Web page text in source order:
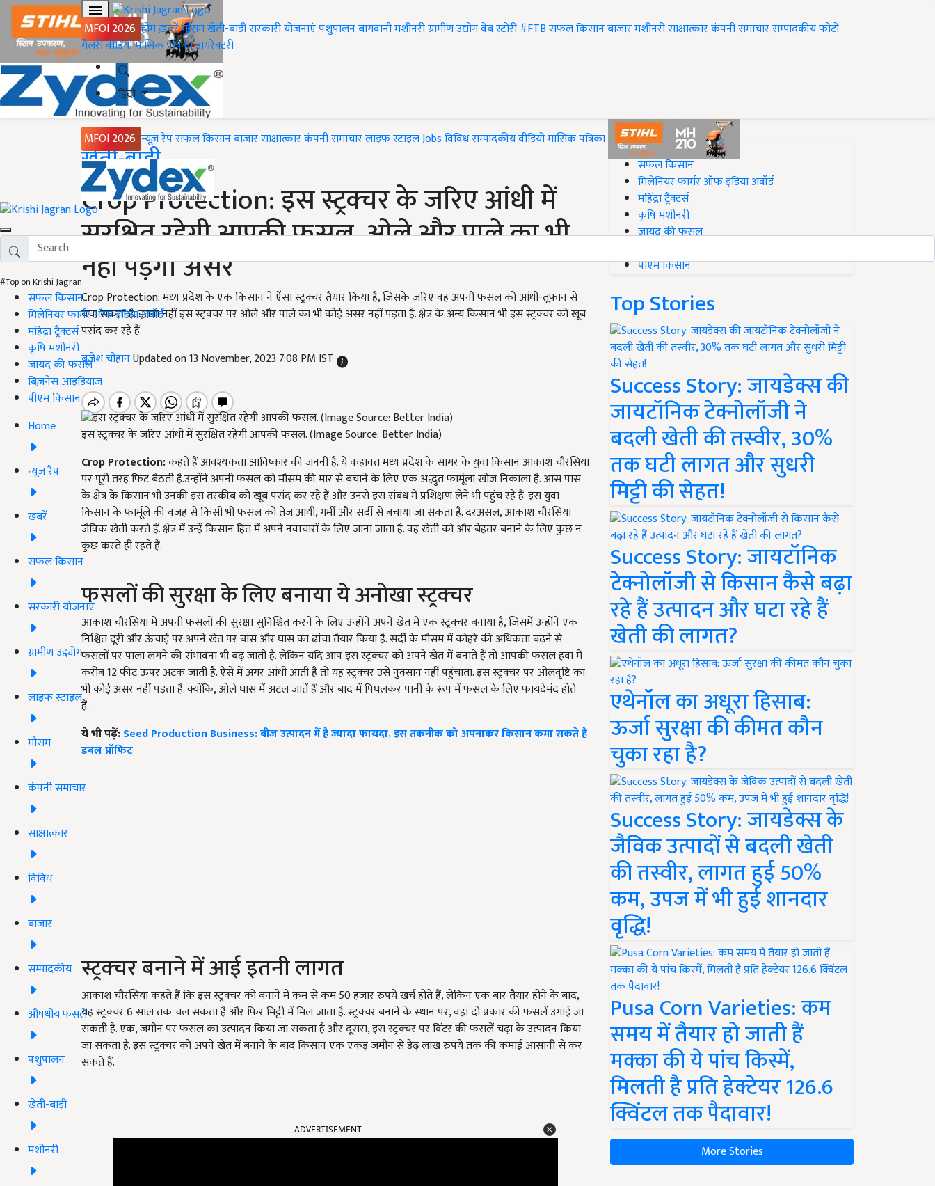
MFOI 2026 होमख़बरेंमौसमखेती-बाड़ीसरकारी योजनाएंपशुपालनबागवानीमशीनरीग्रामीण उद्योगवेब स्टोरी#FTBसफल किसानबाजारमशीनरीसाक्षात्कारकंपनी समाचारसम्पादकीयफोटो
गैलरीवीडियोमासिक पत्रिकाडायरेक्टरी
हिंदी
MFOI 2026 न्यूज़ रैपसफल किसानबाजारसाक्षात्कारकंपनी समाचारलाइफ स्टाइलJobsविविधसम्पादकीयवीडियोमासिक पत्रिका
#Top on Krishi Jagran
सफल किसान
मिलेनियर फार्मर ऑफ इंडिया अवॉर्ड
महिंद्रा ट्रैक्टर्स
कृषि मशीनरी
जायद की फसल
बिज़नेस आइडियाज
पीएम किसान
Home
न्यूज़ रैप
खबरें
सफल किसान
सरकारी योजनाएं
ग्रामीण उद्द्योग
लाइफ स्टाइल
मौसम
कंपनी समाचार
साक्षात्कार
विविध
बाजार
सम्पादकीय
औषधीय फसलें
पशुपालन
खेती-बाड़ी
मशीनरी
Home
खेती-बाड़ी
Crop Protection: इस स्ट्रक्चर के जरिए आंधी में
सुरक्षित रहेगी आपकी फसल, ओले और पाले का भी
नहीं पड़ेगा असर
Crop Protection: मध्य प्रदेश के एक किसान ने ऐंसा स्ट्रक्चर तैयार किया है, जिसके जरिए वह अपनी फसल को आंधी-तूफान से
बचा सकता है. इतना नहीं इस स्ट्रक्चर पर ओले और पाले का भी कोई असर नहीं पड़ता है. क्षेत्र के अन्य किसान भी इस स्ट्रक्चर को खूब
पसंद कर रहे हैं.
बृजेश चौहानUpdated on 13 November, 2023 7:08 PM IST
इस स्ट्रक्चर के जरिए आंधी में सुरक्षित रहेगी आपकी फसल. (Image Source: Better India)
Crop Protection:कहते हैं आवश्यकता आविष्कार की जननी है. ये कहावत मध्य प्रदेश के सागर के युवा किसान आकाश चौरसिया
पर पूरी तरह फिट बैठती है.उन्होंने अपनी फसल को मौसम की मार से बचाने के लिए एक अद्भुत फार्मूला खोज निकाला है. आस पास
के क्षेत्र के किसान भी उनकी इस तरकीब को खूब पसंद कर रहे हैं और उनसे इस संबंध में प्रशिक्षण लेने भी पहुंच रहे हैं. इस युवा
किसान के फार्मूले की वजह से किसी भी फसल को तेज आंधी, गर्मी और सर्दी से बचाया जा सकता है. दरअसल, आकाश चौरसिया
जैविक खेती करते हैं. क्षेत्र में उन्हें किसान हित में अपने नवाचारों के लिए जाना जाता है. वह खेती को और बेहतर बनाने के लिए कुछ न
कुछ करते ही रहते हैं.
फसलों की सुरक्षा के लिए बनाया ये अनोखा स्ट्रक्चर
आकाश चौरसिया में अपनी फसलों की सुरक्षा सुनिश्चित करने के लिए उन्होंने अपने खेत में एक स्ट्रक्चर बनाया है, जिसमें उन्होंने एक
निश्चित दूरी और ऊंचाई पर अपने खेत पर बांस और घास का ढांचा तैयार किया है. सर्दी के मौसम में कोहरे की अधिकता बढ़ने से
फसलों पर पाला लगने की संभावना भी बढ़ जाती है. लेकिन यदि आप इस स्ट्रक्चर को अपने खेत में बनाते हैं तो आपकी फसल हवा में
करीब 12 फीट ऊपर अटक जाती है. ऐसे में अगर आंधी आती है तो यह स्ट्रक्चर उसे नुक्सान नहीं पहुंचाता. इस स्ट्रक्चर पर ओलवृष्टि का
भी कोई असर नहीं पड़ता है. क्योंकि, ओले घास में अटल जातें हैं और बाद में पिघलकर पानी के रूप में फसल के लिए फायदेमंद होते
हैं.
ये भी पढ़ें:Seed Production Business: बीज उत्पादन में है ज्यादा फायदा, इस तकनीक को अपनाकर किसान कमा सकते हैं
डबल प्रॉफिट
स्ट्रक्चर बनाने में आई इतनी लागत
आकाश चौरसिया कहते हैं कि इस स्ट्रक्चर को बनाने में कम से कम 50 हजार रुपये खर्च होते हैं, लेकिन एक बार तैयार होने के बाद,
यह स्ट्रक्चर 6 साल तक चल सकता है और फिर मिट्टी में मिल जाता है. स्ट्रक्चर बनाने के स्थान पर, वहां दो प्रकार की फसलें उगाई जा
सकती हैं. एक, जमीन पर फसल का उत्पादन किया जा सकता है और दूसरा, इस स्ट्रक्चर पर विंटर की फसलें चढ़ा के उत्पादन किया
जा सकता है. इस स्ट्रक्चर को अपने खेत में बनाने के बाद किसान एक एकड़ जमीन से डेढ़ लाख रुपये तक की कमाई आसानी से कर
सकते हैं.
#Top on Krishi Jagran
सफल किसान
मिलेनियर फार्मर ऑफ इंडिया अवॉर्ड
महिंद्रा ट्रैक्टर्स
कृषि मशीनरी
जायद की फसल
पीएम किसान
Top Stories
Success Story: जायडेक्स की
जायटॉनिक टेक्नोलॉजी ने
बदली खेती की तस्वीर, 30%
तक घटी लागत और सुधरी
मिट्टी की सेहत!
Success Story: जायटॉनिक
टेक्नोलॉजी से किसान कैसे बढ़ा
रहे हैं उत्पादन और घटा रहे हैं
खेती की लागत?
एथेनॉल का अधूरा हिसाब:
ऊर्जा सुरक्षा की कीमत कौन
चुका रहा है?
Success Story: जायडेक्स के
जैविक उत्पादों से बदली खेती
की तस्वीर, लागत हुई 50%
कम, उपज में भी हुई शानदार
वृद्धि!
Pusa Corn Varieties: कम
समय में तैयार हो जाती हैं
मक्का की ये पांच किस्में,
मिलती है प्रति हेक्टेयर 126.6
क्विंटल तक पैदावार!
More Stories